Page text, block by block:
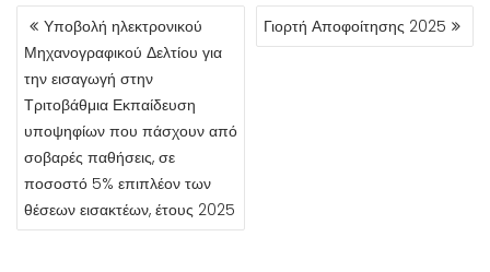
ΠΛΟΉΓΗΣΗ
ΆΡΘΡΩΝ
Υποβολή ηλεκτρονικού
Μηχανογραφικού Δελτίου για
την εισαγωγή στην
Τριτοβάθμια Εκπαίδευση
υποψηφίων που πάσχουν από
σοβαρές παθήσεις, σε
ποσοστό 5% επιπλέον των
θέσεων εισακτέων, έτους 2025
Γιορτή Αποφοίτησης 2025